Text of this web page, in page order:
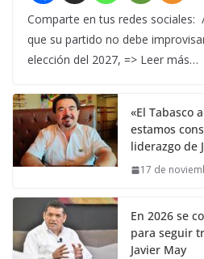
Comparte en tus redes sociales:
que su partido no debe
elección del 2027, => Leer más…
«El Tabasco
estamos
liderazgo de
17 de
En 2026 se
para seguir
Javier May